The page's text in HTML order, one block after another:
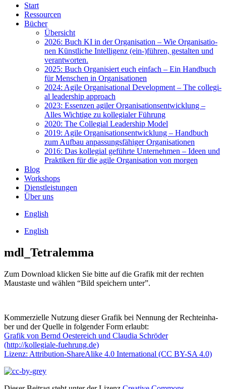
Start
Res­sour­cen
Bücher
Über­sicht
2026: Buch KI in der Orga­ni­sa­ti­on – Wie Orga­ni­sa­tio­
nen Künst­li­che Intel­li­genz (ein-)führen, gestal­ten und
ver­ant­wor­ten.
2025: Buch Orga­ni­siert euch ein­fach – Ein Hand­buch
für Men­schen in Orga­ni­sa­tio­nen
2024: Agi­le Orga­ni­sa­tio­nal Deve­lo­p­ment – The col­le­gi­
al lea­der­ship approach
2023: Essen­zen agi­ler Orga­ni­sa­ti­ons­ent­wick­lung –
Alles Wich­ti­ge zu kol­le­gia­ler Füh­rung
2020: The Col­le­gi­al Lea­der­ship Model
2019: Agi­le Orga­ni­sa­ti­ons­ent­wick­lung – Hand­buch
zum Auf­bau anpas­sungs­fä­hi­ger Orga­ni­sa­tio­nen
2016: Das kol­le­gi­al geführ­te Unter­neh­men – Ideen und
Prak­ti­ken für die agi­le Orga­ni­sa­ti­on von mor­gen
Blog
Work­shops
Dienst­leis­tun­gen
Über uns
Eng­lish
Eng­lish
mdl_Tetralemma
Zum Down­load kli­cken Sie bit­te auf die Gra­fik mit der rech­ten
Maus­tas­te und wäh­len “Bild spei­chern unter”.
Kom­mer­zi­el­le Nut­zung die­ser Gra­fik bei Nen­nung der Rech­te­inha­
ber und der Quel­le in fol­gen­der Form erlaubt:
Gra­fik von Bernd Oes­te­reich und Clau­dia Schrö­der
(http://kollegiale-fuehrung.de)
Lizenz: Attri­bu­ti­on-ShareA­li­ke 4.0 Inter­na­tio­nal (CC BY-SA 4.0)